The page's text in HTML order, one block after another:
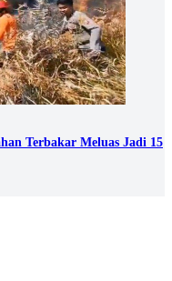
Terbakar Meluas Jadi 15